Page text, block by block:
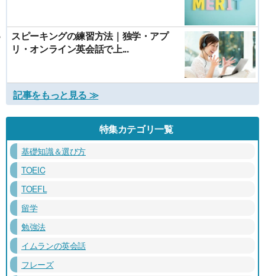
スピーキングの練習方法｜独学・アプ
リ・オンライン英会話で上...
記事をもっと見る ≫
特集カテゴリ一覧
基礎知識＆選び方
TOEIC
TOEFL
留学
勉強法
イムランの英会話
フレーズ